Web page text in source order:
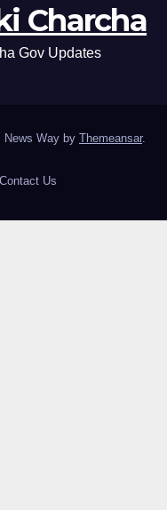
Charcha
Gov Updates
News Way by Themeansar.
Contact Us